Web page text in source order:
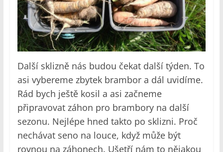
Další sklizně nás budou čekat další týden. To
asi vybereme zbytek brambor a dál uvidíme.
Rád bych ještě kosil a asi začneme
připravovat záhon pro brambory na další
sezonu. Nejlépe hned takto po sklizni. Proč
nechávat seno na louce, když může být
rovnou na záhonech. Ušetří nám to nějakou